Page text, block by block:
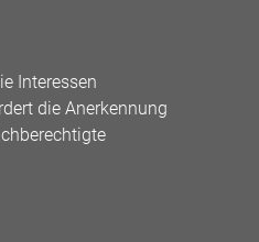
Interessen
die Anerkennung